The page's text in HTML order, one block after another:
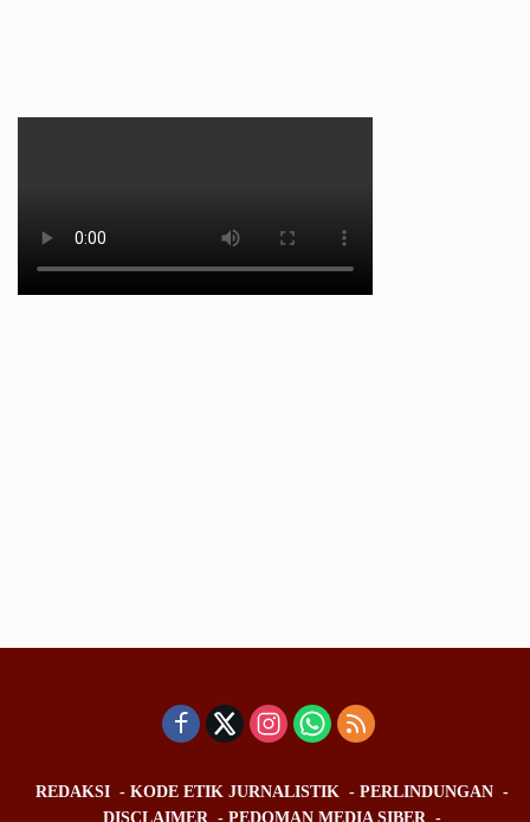
REDAKSI KODE ETIK JURNALISTIK
PERLINDUNGAN
DISCLAIMER
PEDOMAN MEDIA SIBER